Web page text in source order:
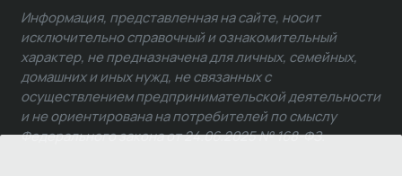
Информация, представленная на сайте, носит
исключительно справочный и ознакомительный
характер, не предназначена для личных, семейных,
домашних и иных нужд, не связанных с
осуществлением предпринимательской деятельности
и не ориентирована на потребителей по смыслу
Федерального закона от 24.06.2025 № 168-ФЗ.